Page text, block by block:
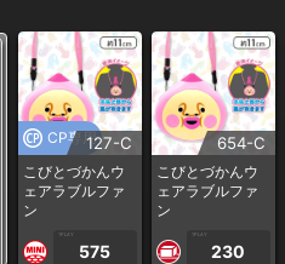
CP専用127-C
こびとづかんウ
ェアラブルファ
ン
1PLAY
575
654-C
こびとづかんウ
ェアラブルファ
ン
1PLAY
230